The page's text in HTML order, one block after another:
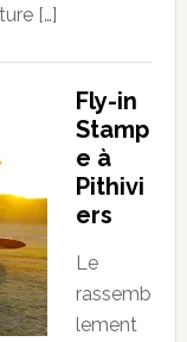
[…]
Fly-in
Stamp
e à
Pithivi
ers
Le
rassemb
lement